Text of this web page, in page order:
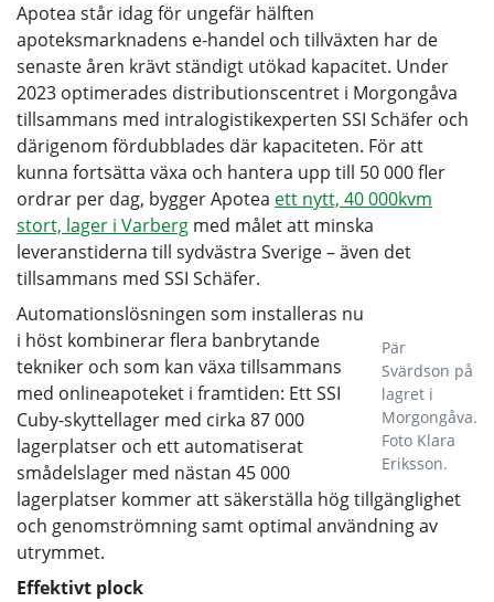
Apotea står idag för ungefär hälften
apoteksmarknadens e-handel och tillväxten har de
senaste åren krävt ständigt utökad kapacitet. Under
2023 optimerades distributionscentret i Morgongåva
tillsammans med intralogistikexperten SSI Schäfer och
därigenom fördubblades där kapaciteten. För att
kunna fortsätta växa och hantera upp till 50 000 fler
ordrar per dag, bygger Apotea ett nytt, 40 000kvm
stort, lager i Varberg med målet att minska
leveranstiderna till sydvästra Sverige – även det
tillsammans med SSI Schäfer.
Pär
Svärdson på
lagret i
Morgongåva.
Foto Klara
Eriksson.
Automationslösningen som installeras nu
i höst kombinerar flera banbrytande
tekniker och som kan växa tillsammans
med onlineapoteket i framtiden: Ett SSI
Cuby-skyttellager med cirka 87 000
lagerplatser och ett automatiserat
smådelslager med nästan 45 000
lagerplatser kommer att säkerställa hög tillgänglighet
och genomströmning samt optimal användning av
utrymmet.
Effektivt plock